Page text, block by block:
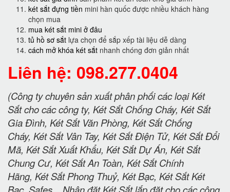
két sắt đựng tiền mini hàn quốc được nhiều khách hàng
chọn mua
mua két sắt mini ở đâu
tủ hồ sơ sắt lựa chọn để sắp xếp tài liệu dễ dàng
cách mở khóa két sắt nhanh chóng đơn giản nhất
Liên hệ: 098.277.0404
(Công ty chuyên sản xuất phân phối các loại Két
Sắt cho các công ty, Két Sắt Chống Cháy, Két Sắt
Gia Đình, Két Sắt Văn Phòng, Két Sắt Chống
Cháy, Két Sắt Vân Tay, Két Sắt Điện Tử, Két Sắt Đổi
Mã, Két Sắt Xuất Khẩu, Két Sắt Dự Án, Két Sắt
Chung Cư, Két Sắt An Toàn, Két Sắt Chính
Hãng, Két Sắt Phong Thuỷ, Két Bạc, Két Sắt Két